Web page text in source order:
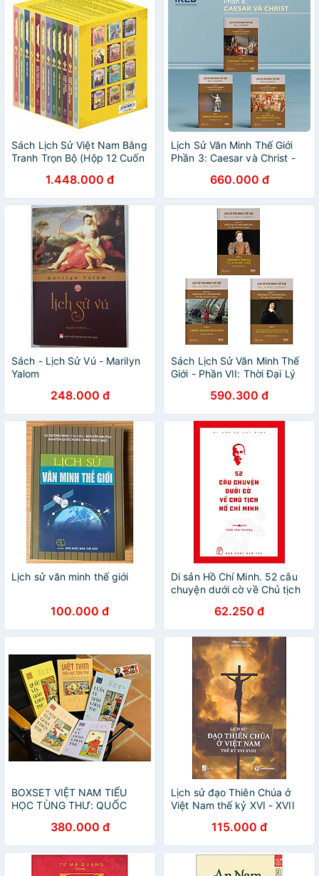
Sách Lịch Sử Việt Nam Bằng
Tranh Trọn Bộ (Hộp 12 Cuốn
1.448.000 đ
Lịch Sử Văn Minh Thế Giới
Phần 3: Caesar và Christ -
Sách IRED Books
660.000 đ
Sách - Lịch Sử Vú - Marilyn
Yalom
248.000 đ
Sách Lịch Sử Văn Minh Thế
Giới - Phần VII: Thời Đại Lý
590.300 đ
Lịch sử văn minh thế giới
100.000 đ
Di sản Hồ Chí Minh. 52 câu
chuyện dưới cờ về Chủ tịch
62.250 đ
BOXSET VIỆT NAM TIỂU
HỌC TÙNG THƯ: QUỐC
KÝ GIÁO KHOA THƯ - LUÂN
LÝ GIÁO KHOA THƯ - LUÂN
LÝ GIÁO KHOA THƯ - NXB
KIM ĐỒNG
380.000 đ
Lịch sử đạo Thiên Chúa ở
Việt Nam thế kỷ XVI - XVII
115.000 đ